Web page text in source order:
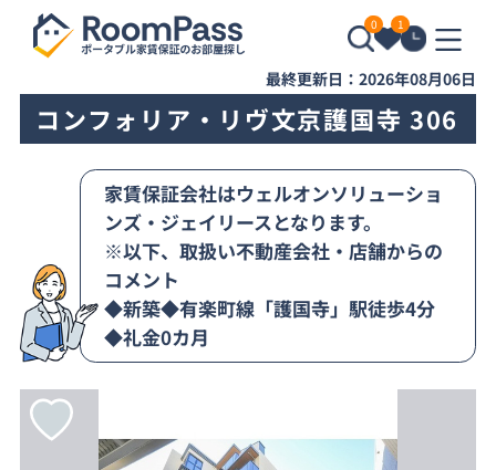
0 1
最終更新日：2026年08月06日
コンフォリア・リヴ文京護国寺 306
家賃保証会社はウェルオンソリューショ
ンズ・ジェイリースとなります。
※以下、取扱い不動産会社・店舗からの
コメント
◆新築◆有楽町線「護国寺」駅徒歩4分
◆礼金0カ月